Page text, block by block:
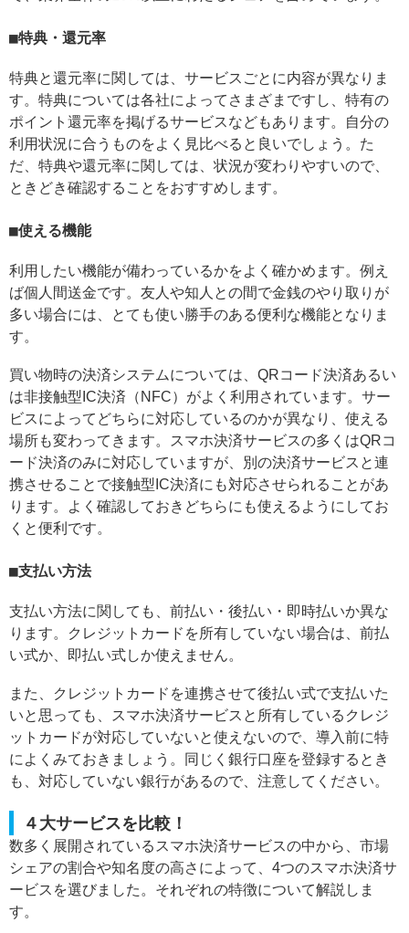
特典・還元率
特典と還元率に関しては、サービスごとに内容が異なりま
す。特典については各社によってさまざまですし、特有の
ポイント還元率を掲げるサービスなどもあります。自分の
利用状況に合うものをよく見比べると良いでしょう。た
だ、特典や還元率に関しては、状況が変わりやすいので、
ときどき確認することをおすすめします。
使える機能
利用したい機能が備わっているかをよく確かめます。例え
ば個人間送金です。友人や知人との間で金銭のやり取りが
多い場合には、とても使い勝手のある便利な機能となりま
す。
買い物時の決済システムについては、QRコード決済あるい
は非接触型IC決済（NFC）がよく利用されています。サー
ビスによってどちらに対応しているのかが異なり、使える
場所も変わってきます。スマホ決済サービスの多くはQRコ
ード決済のみに対応していますが、別の決済サービスと連
携させることで接触型IC決済にも対応させられることがあ
ります。よく確認しておきどちらにも使えるようにしてお
くと便利です。
支払い方法
支払い方法に関しても、前払い・後払い・即時払いか異な
ります。クレジットカードを所有していない場合は、前払
い式か、即払い式しか使えません。
また、クレジットカードを連携させて後払い式で支払いた
いと思っても、スマホ決済サービスと所有しているクレジ
ットカードが対応していないと使えないので、導入前に特
によくみておきましょう。同じく銀行口座を登録するとき
も、対応していない銀行があるので、注意してください。
４大サービスを比較！
数多く展開されているスマホ決済サービスの中から、市場
シェアの割合や知名度の高さによって、4つのスマホ決済サ
ービスを選びました。それぞれの特徴について解説しま
す。